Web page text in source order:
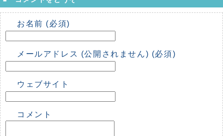
お名前 (必須)
メールアドレス (公開されません) (必須)
ウェブサイト
コメント